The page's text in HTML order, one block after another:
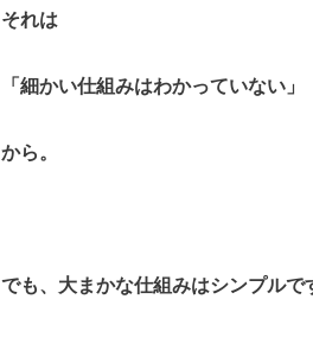
それは
「細かい仕組みはわかっていない」
から。
でも、大まかな仕組みはシンプルで